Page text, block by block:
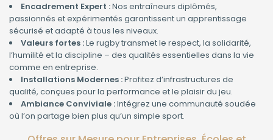
Encadrement Expert :Nos entraîneurs diplômés,
passionnés et expérimentés garantissent un apprentissage
sécurisé et adapté à tous les niveaux.
Valeurs fortes :Le rugby transmet le respect, la solidarité,
l’humilité et la discipline – des qualités essentielles dans la vie
comme en entreprise.
Installations Modernes :Profitez d’infrastructures de
qualité, conçues pour la performance et le plaisir du jeu.
Ambiance Conviviale :Intégrez une communauté soudée
où l’on partage bien plus qu’un simple sport.